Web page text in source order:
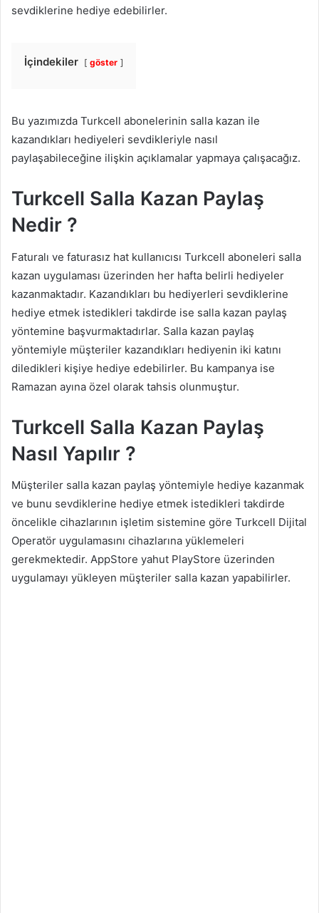
sevdiklerine hediye edebilirler.
İçindekiler göster
Bu yazımızda Turkcell abonelerinin salla kazan ile
kazandıkları hediyeleri sevdikleriyle nasıl
paylaşabileceğine ilişkin açıklamalar yapmaya çalışacağız.
Turkcell Salla Kazan Paylaş
Nedir ?
Faturalı ve faturasız hat kullanıcısı Turkcell aboneleri salla
kazan uygulaması üzerinden her hafta belirli hediyeler
kazanmaktadır. Kazandıkları bu hediyerleri sevdiklerine
hediye etmek istedikleri takdirde ise salla kazan paylaş
yöntemine başvurmaktadırlar. Salla kazan paylaş
yöntemiyle müşteriler kazandıkları hediyenin iki katını
diledikleri kişiye hediye edebilirler. Bu kampanya ise
Ramazan ayına özel olarak tahsis olunmuştur.
Turkcell Salla Kazan Paylaş
Nasıl Yapılır ?
Müşteriler salla kazan paylaş yöntemiyle hediye kazanmak
ve bunu sevdiklerine hediye etmek istedikleri takdirde
öncelikle cihazlarının işletim sistemine göre Turkcell Dijital
Operatör uygulamasını cihazlarına yüklemeleri
gerekmektedir. AppStore yahut PlayStore üzerinden
uygulamayı yükleyen müşteriler salla kazan yapabilirler.